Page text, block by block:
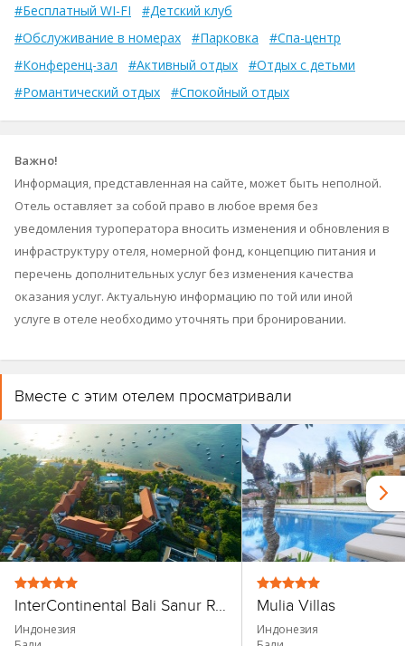
#Бесплатный WI-FI
#Детский клуб
#Обслуживание в номерах
#Парковка
#Спа-центр
#Конференц-зал
#Активный отдых
#Отдых с детьми
#Романтический отдых
#Спокойный отдых
Важно!
Информация, представленная на сайте, может быть неполной.
Отель оставляет за собой право в любое время без
уведомления туроператора вносить изменения и обновления в
инфраструктуру отеля, номерной фонд, концепцию питания и
перечень дополнительных услуг без изменения качества
оказания услуг. Актуальную информацию по той или иной
услуге в отеле необходимо уточнять при бронировании.
Вместе с этим отелем просматривали
InterContinental Bali Sanur Resort
Индонезия
Mulia Villas
Индонезия